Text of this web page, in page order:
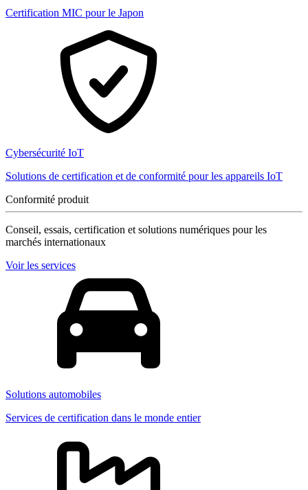
Certification MIC pour le Japon
Cybersécurité IoT
Solutions de certification et de conformité pour les appareils IoT
Conformité produit
Conseil, essais, certification et solutions numériques pour les
marchés internationaux
Voir les services
Solutions automobiles
Services de certification dans le monde entier